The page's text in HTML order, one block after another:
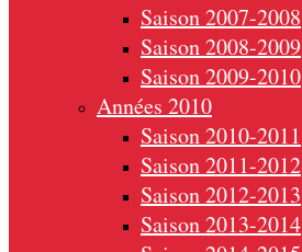
Saison 2007-2008
Saison 2008-2009
Saison 2009-2010
Années 2010
Saison 2010-2011
Saison 2011-2012
Saison 2012-2013
Saison 2013-2014